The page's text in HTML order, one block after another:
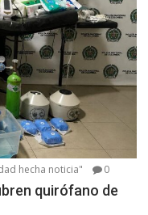
hecha noticia" 0
quirófano de